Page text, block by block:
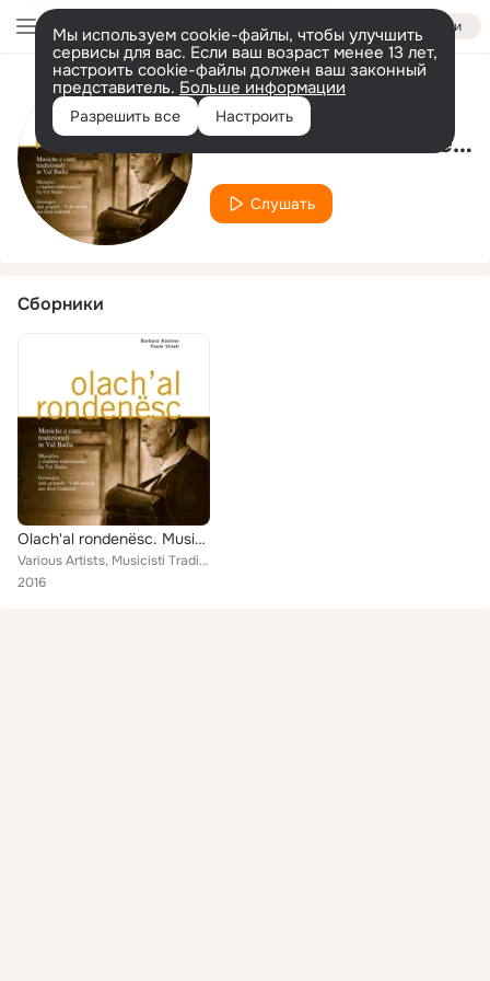
Войти
Мы используем cookie-файлы, чтобы улучшить
сервисы для вас. Если ваш возраст менее 13 лет,
настроить cookie-файлы должен ваш законный
представитель. Больше информации
Разрешить все Настроить
Исполнитель
Maria Molino Da Cestun
Слушать
Сборники
Olach'al rondenësc. Musiche e canti tradizionali in Val Badia (A cura di Barbara Kostner e Paolo Vinati)
Various Artists, Musicisti Tradizionali, Maria Molino Da Cestun, Zilia Frontull, Margareta Gasser & Notburga Gasser, Comunità di...
2016